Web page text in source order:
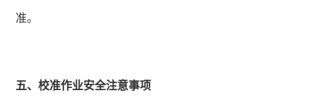
准。
五、校准作业安全注意事项